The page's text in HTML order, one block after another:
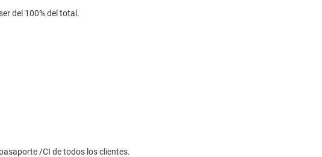
del 100% del total.
/CI de todos los clientes.